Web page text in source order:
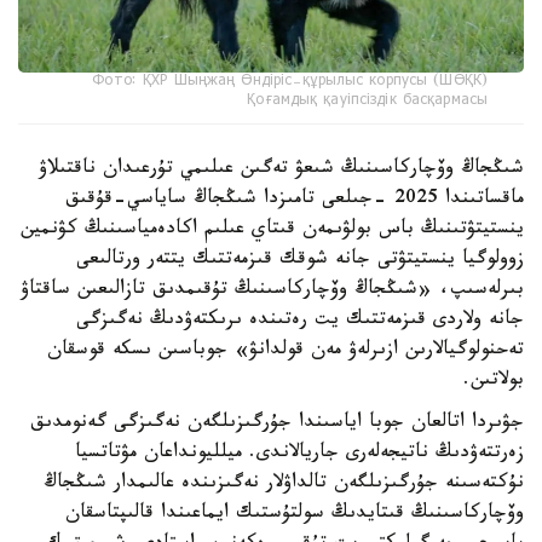
Фото: ҚХР Шыңжаң Өндіріс-құрылыс корпусы (ШӨҚК)
Қоғамдық қауіпсіздік басқармасы
شىڭجاڭ وۆچاركاسىنىڭ شىعۋ تەگىن عىلىمي تۇرعىدان ناقتىلاۋ
ماقساتىندا 2025 -جىلعى تامىزدا شىڭجاڭ ساياسي-قۇقىق
ينستيتۋتىنىڭ باس بولۋىمەن قىتاي عىلىم اكادەمياسىنىڭ كۋنمين
زوولوگيا ينستيتۋتى جانە شوقك قىزمەتتىك يتتەر ورتالىعى
بىرلەسىپ، «شىڭجاڭ وۆچاركاسىنىڭ تۇقىمدىق تازالىعىن ساقتاۋ
جانە ولاردى قىزمەتتىك يت رەتىندە ىرىكتەۋدىڭ نەگىزگى
تەحنولوگيالارىن ازىرلەۋ مەن قولدانۋ» جوباسىن ىسكە قوسقان
بولاتىن.
جۋىردا اتالعان جوبا اياسىندا جۇرگىزىلگەن نەگىزگى گەنومدىق
زەرتتەۋدىڭ ناتيجەلەرى جاريالاندى. ميلليونداعان مۋتاتسيا
نۇكتەسىنە جۇرگىزىلگەن تالداۋلار نەگىزىندە عالىمدار شىڭجاڭ
وۆچاركاسىنىڭ قىتايدىڭ سولتۇستىك ايماعىندا قالىپتاسقان